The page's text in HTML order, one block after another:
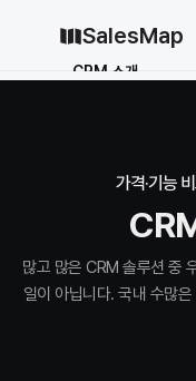
SalesMap
vs 파이프드라이브
CRM 소개
지원
블로그
가격·기능
많고 많은 CRM 솔루션 중
일이 아닙니다. 국내 수많